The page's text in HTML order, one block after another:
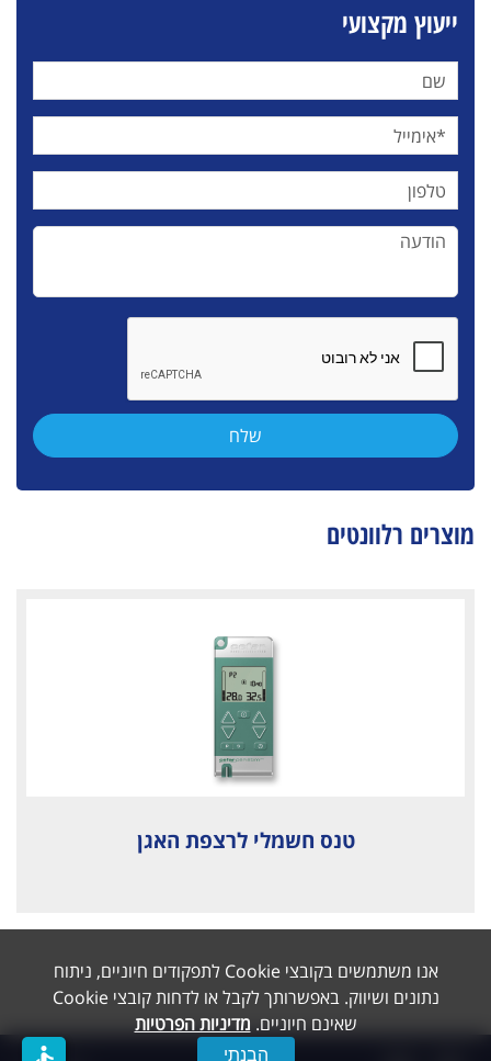
אנו משתמשים בקובצי Cookie לתפקודים חיוניים, ניתוח
נתונים ושיווק. באפשרותך לקבל או לדחות קובצי Cookie
שאינם חיוניים. מדיניות הפרטיות
הבנתי
ייעוץ מקצועי
מוצרים רלוונטים
טנס חשמלי לרצפת האגן